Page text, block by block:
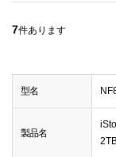
7件あります
型名
製品名